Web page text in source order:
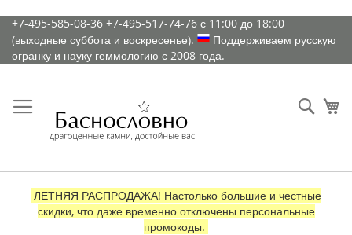
К
содержимому
+7-495-585-08-36 +7-495-517-74-76 с 11:00 до 18:00
(выходные суббота и воскресенье).
Поддерживаем русскую
огранку и науку геммологию с 2008 года.
ЛЕТНЯЯ РАСПРОДАЖА! Настолько большие и честные
скидки, что даже временно отключены персональные
промокоды.